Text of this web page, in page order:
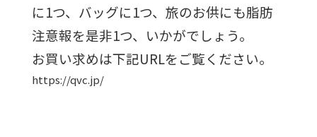
に1つ、バッグに1つ、旅のお供にも脂肪
注意報を是非1つ、いかがでしょう。
お買い求めは下記URLをご覧ください。
https://qvc.jp/